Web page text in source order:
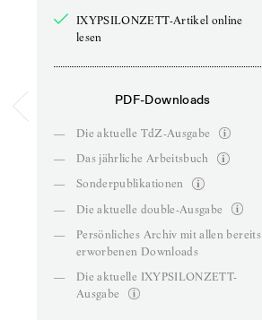
IXYPSILONZETT-Artikel online
lesen
PDF-Downloads
—
Die aktuelle TdZ-Ausgabe
—
Das jährliche Arbeitsbuch
—
Sonderpublikationen
—
Die aktuelle double-Ausgabe
—
Persönliches Archiv mit allen bereits
erworbenen Downloads
—
Die aktuelle IXYPSILONZETT-
Ausgabe